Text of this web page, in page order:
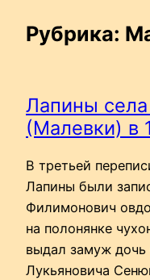
Рубрика:
Лапины села
(Малевки) в
В третьей
Лапины были
Филимонович
на полонянке
выдал замуж
Лукьяновича